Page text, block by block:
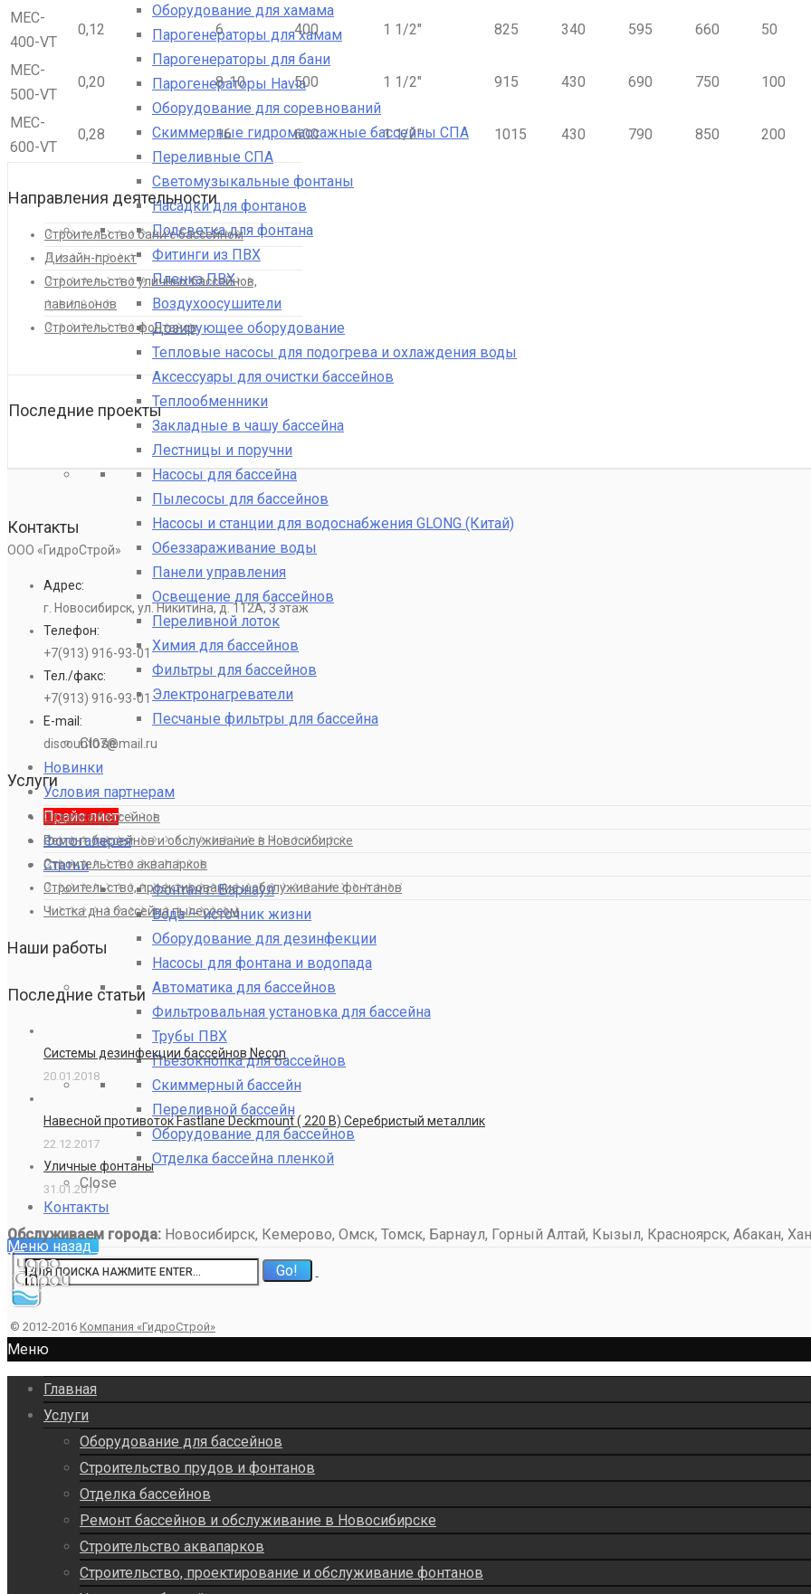
Оборудование для хамама
Парогенераторы для хамам
Парогенераторы для бани
Парогенераторы Havia
Оборудование для соревнований
Скиммерные гидромассажные бассейны СПА
Переливные СПА
Светомузыкальные фонтаны
Насадки для фонтанов
Подсветка для фонтана
Фитинги из ПВХ
Пленка ПВХ
Воздухоосушители
Дозирующее оборудование
Тепловые насосы для подогрева и охлаждения воды
Аксессуары для очистки бассейнов
Теплообменники
Закладные в чашу бассейна
Лестницы и поручни
Насосы для бассейна
Пылесосы для бассейнов
Насосы и станции для водоснабжения GLONG (Китай)
Обеззараживание воды
Панели управления
Освещение для бассейнов
Переливной лоток
Химия для бассейнов
Фильтры для бассейнов
Электронагреватели
Песчаные фильтры для бассейна
Close
Новинки
Условия партнерам
Прайс лист
Фотогалерея
Статьи
Фонтан г. Барнаул
Вода — источник жизни
Оборудование для дезинфекции
Насосы для фонтана и водопада
Автоматика для бассейнов
Фильтровальная установка для бассейна
Трубы ПВХ
Пьезокнопка для бассейнов
Скиммерный бассейн
Переливной бассейн
Оборудование для бассейнов
Отделка бассейна пленкой
Close
Контакты
Меню назад
MEC-
400-VT
0,12 6 400 1 1/2″ 825 340 595 660 50
MEC-
500-VT
0,20 8-10 500 1 1/2″ 915 430 690 750 100
MEC-
600-VT
0,28 16 600 1 1/2″ 1015 430 790 850 200
Направления деятельности
Строительство бани с бассейном
Дизайн-проект
Строительство уличных бассейнов,
павильонов
Строительство фонтанов
Последние проекты
Контакты
ООО «ГидроСтрой»
Адрес:
г. Новосибирск, ул. Никитина, д. 112А, 3 этаж
Телефон:
+7(913) 916-93-01
Тел./факс:
+7(913) 916-93-01
E-mail:
discount07@mail.ru
Услуги
Отделка бассейнов
Ремонт бассейнов и обслуживание в Новосибирске
Строительство аквапарков
Строительство, проектирование и обслуживание фонтанов
Чистка дна бассейна пылесосом
Наши работы
Последние статьи
Системы дезинфекции бассейнов Necon
20.01.2018
Навесной противоток Fastlane Deckmount ( 220 В) Серебристый металлик
22.12.2017
Уличные фонтаны
31.01.2017
Обслуживаем города: Новосибирск, Кемерово, Омск, Томск, Барнаул, Горный Алтай, Кызыл, Красноярск, Абакан,
© 2012-2016 Компания «ГидроСтрой»
Меню
Главная
Услуги
Оборудование для бассейнов
Строительство прудов и фонтанов
Отделка бассейнов
Ремонт бассейнов и обслуживание в Новосибирске
Строительство аквапарков
Строительство, проектирование и обслуживание фонтанов